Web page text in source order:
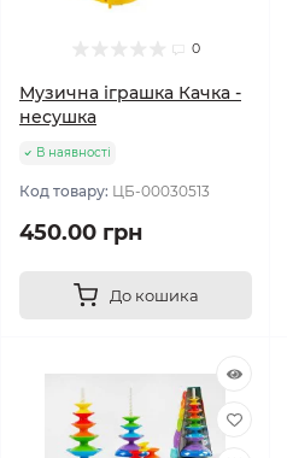
0
Музична іграшка Качка -
несушка
В наявності
Код товару: ЦБ-00030513
450.00 грн
До кошика